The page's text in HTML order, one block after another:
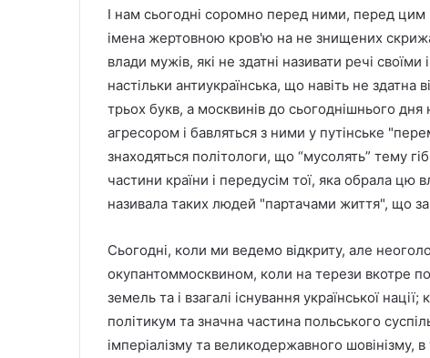
І нам сьогодні соромно перед ними, перед цим
імена жертовною кров'ю на не знищених
влади мужів, які не здатні називати речі
настільки антиукраїнська, що навіть не здатна
трьох букв, а москвинів до сьогоднішнього
агресором і бавляться з ними у путінське
знаходяться політологи, що “мусолять” тему
частини країни і передусім тої, яка обрала цю
називала таких людей "партачами життя", що
Сьогодні, коли ми ведемо відкриту, але
окупантоммосквином, коли на терези вкотре
земель та і взагалі існування української
політикум та значна частина польського
імперіалізму та великодержавного шовінізму,